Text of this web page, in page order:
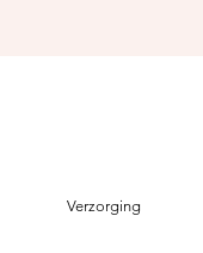
Verzorging